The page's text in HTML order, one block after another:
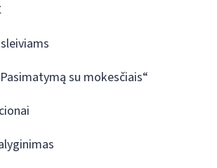
su mokesčiais“